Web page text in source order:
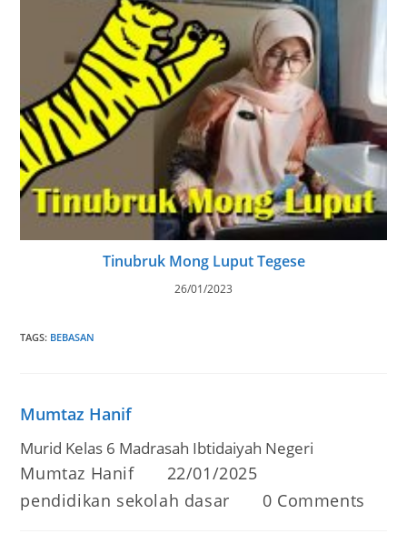
Tinubruk Mong Luput Tegese
26/01/2023
TAGS: BEBASAN
Mumtaz Hanif
Murid Kelas 6 Madrasah Ibtidaiyah Negeri
Post
Mumtaz Hanif
Post
22/01/2025
Post
category:
pendidikan sekolah dasar
Post
0 Comments